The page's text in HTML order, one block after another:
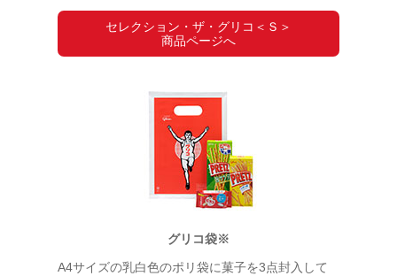
セレクション・ザ・グリコ＜Ｓ＞
商品ページへ
グリコ袋※
A4サイズの乳白色のポリ袋に菓子を3点封入して